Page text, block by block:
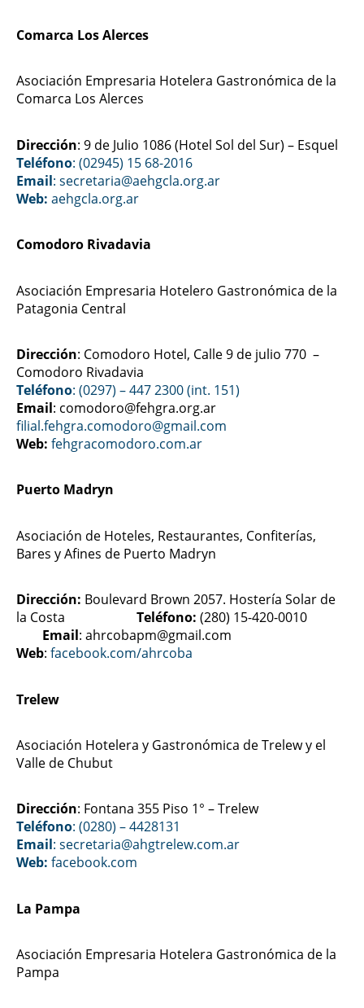
Comarca Los Alerces
Asociación Empresaria Hotelera Gastronómica de la
Comarca Los Alerces
Dirección: 9 de Julio 1086 (Hotel Sol del Sur) – Esquel
Teléfono: (02945) 15 68-2016
Email: secretaria@aehgcla.org.ar
Web: aehgcla.org.ar
Comodoro Rivadavia
Asociación Empresaria Hotelero Gastronómica de la
Patagonia Central
Dirección: Comodoro Hotel, Calle 9 de julio 770 –
Comodoro Rivadavia
Teléfono: (0297) – 447 2300 (int. 151)
Email: comodoro@fehgra.org.ar
filial.fehgra.comodoro@gmail.com
Web: fehgracomodoro.com.ar
Puerto Madryn
Asociación de Hoteles, Restaurantes, Confiterías,
Bares y Afines de Puerto Madryn
Dirección: Boulevard Brown 2057. Hostería Solar de
la Costa Teléfono: (280) 15-420-0010
Email: ahrcobapm@gmail.com
Web: facebook.com/ahrcoba
Trelew
Asociación Hotelera y Gastronómica de Trelew y el
Valle de Chubut
Dirección: Fontana 355 Piso 1° – Trelew
Teléfono: (0280) – 4428131
Email: secretaria@ahgtrelew.com.ar
Web: facebook.com
La Pampa
Asociación Empresaria Hotelera Gastronómica de la
Pampa